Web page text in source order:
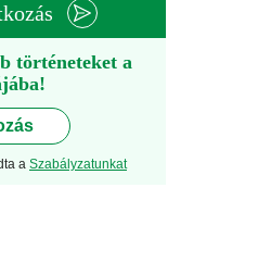
történeteket a
a Szabályzatunkat